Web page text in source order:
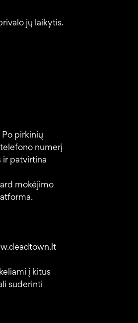
jų laikytis.
Po pirkinių
numerį
ir patvirtina
mokėjimo
į kitus
suderinti